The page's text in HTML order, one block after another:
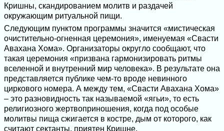
Кришны, скандированием молитв и раздачей
окружающим ритуальной пищи.
Следующим пунктом программы значится «мистическая
очистительно-огненная церемония», именуемая «Свасти
Авахана Хома». Организаторы округло сообщают, что
такая церемония «призвана гармонизировать ритмы
вселенной и внутренний мир человека». В результате она
представляется публике чем-то вроде невинного
циркового номера. А между тем, «Свасти Авахана Хома»
– это разновидность так называемой «ягьи», то есть
религиозного жертвоприношения, когда под особые
молитвы пища сжигается в костре, дым от которого, как
считают сектанты, приятен Кришне.